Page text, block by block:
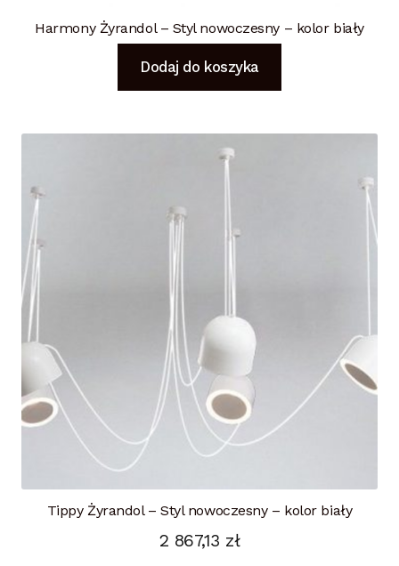
Harmony Żyrandol – Styl nowoczesny – kolor biały
Dodaj do koszyka
Tippy Żyrandol – Styl nowoczesny – kolor biały
2 867,13 zł